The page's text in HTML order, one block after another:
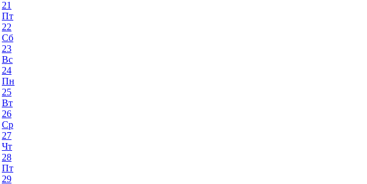
21
Пт
22
Сб
23
Вс
24
Пн
25
Вт
26
Ср
27
Чт
28
Пт
29